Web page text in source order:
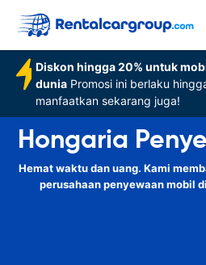
Diskon hingga 20% untuk
dunia Promosi ini berlaku
manfaatkan sekarang juga!
Hongaria
Hemat waktu dan uang. Kami
perusahaan penyewaan mobil